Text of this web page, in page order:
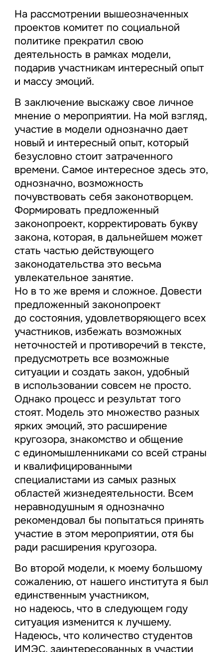
На рассмотрении вышеозначенных
проектов комитет по социальной
политике прекратил свою
деятельность в рамках модели,
подарив участникам интересный опыт
и массу эмоций.
В заключение выскажу свое личное
мнение о мероприятии. На мой взгляд,
участие в модели однозначно дает
новый и интересный опыт, который
безусловно стоит затраченного
времени. Самое интересное здесь это,
однозначно, возможность
почувствовать себя законотворцем.
Формировать предложенный
законопроект, корректировать букву
закона, которая, в дальнейшем может
стать частью действующего
законодательства это весьма
увлекательное занятие.
Но в то же время и сложное. Довести
предложенный законопроект
до состояния, удовлетворяющего всех
участников, избежать возможных
неточностей и противоречий в тексте,
предусмотреть все возможные
ситуации и создать закон, удобный
в использовании совсем не просто.
Однако процесс и результат того
стоят. Модель это множество разных
ярких эмоций, это расширение
кругозора, знакомство и общение
с единомышленниками со всей страны
и квалифицированными
специалистами из самых разных
областей жизнедеятельности. Всем
неравнодушным я однозначно
рекомендовал бы попытаться принять
участие в этом мероприятии, отя бы
ради расширения кругозора.
Во второй модели, к моему большому
сожалению, от нашего института я был
единственным участником,
но надеюсь, что в следующем году
ситуация изменится к лучшему.
Надеюсь, что количество студентов
ИМЭС, заинтересованных в участии